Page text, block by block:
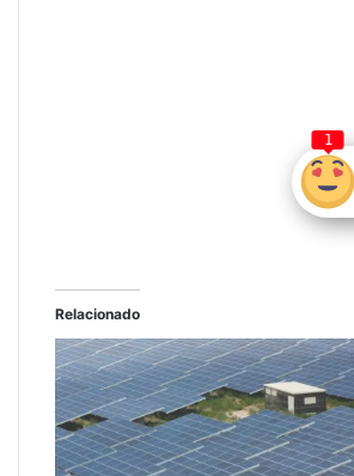
1
Relacionado